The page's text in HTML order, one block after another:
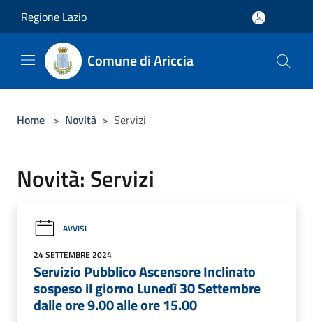
Regione Lazio
Comune di Ariccia
Home > Novità > Servizi
Novità: Servizi
AVVISI
24 SETTEMBRE 2024
Servizio Pubblico Ascensore Inclinato
sospeso il giorno Lunedì 30 Settembre
dalle ore 9.00 alle ore 15.00